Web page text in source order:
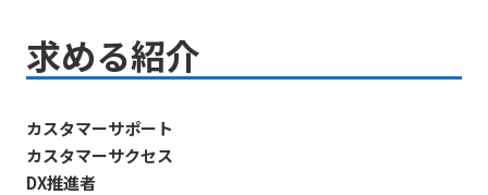
求める紹介
カスタマーサポート
カスタマーサクセス
DX推進者